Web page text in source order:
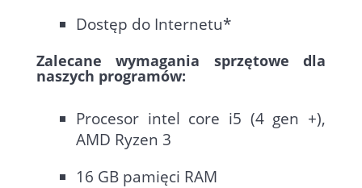
Dostęp do Internetu*
Zalecane wymagania sprzętowe dla
naszych programów:
Procesor intel core i5 (4 gen +),
AMD Ryzen 3
16 GB pamięci RAM